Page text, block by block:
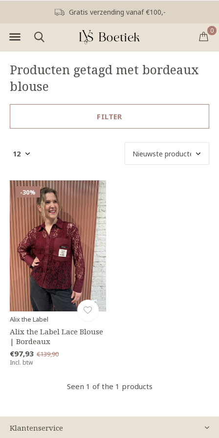
0
Gratis verzending vanaf €100,-
Producten getagd met bordeaux
blouse
FILTER
-30%
Alix the Label
Alix the Label Lace Blouse
| Bordeaux
€97,93 €139,90
Incl. btw
Seen 1 of the 1 products
Klantenservice